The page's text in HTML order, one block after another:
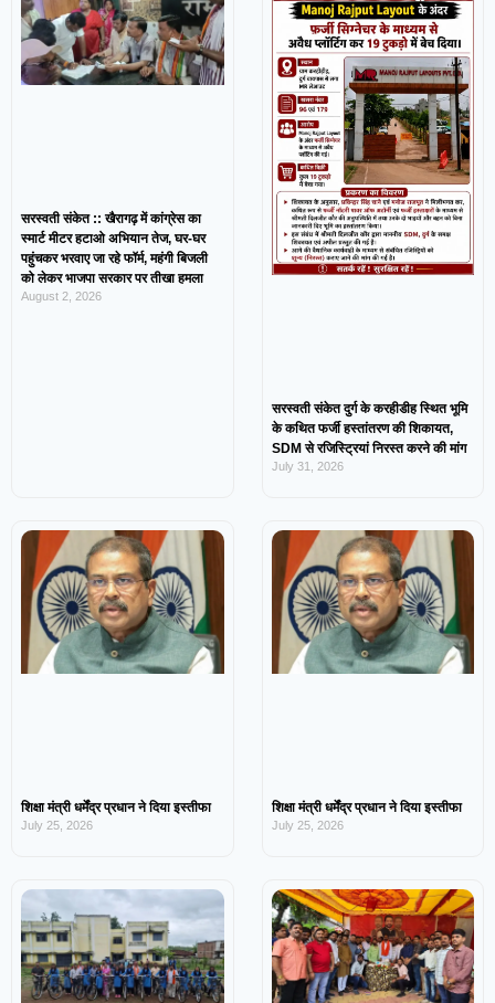
सरस्वती संकेत :: खैरागढ़ में कांग्रेस का
स्मार्ट मीटर हटाओ अभियान तेज, घर-घर
पहुंचकर भरवाए जा रहे फॉर्म, महंगी बिजली
को लेकर भाजपा सरकार पर तीखा हमला
August 2, 2026
सरस्वती संकेत दुर्ग के करहीडीह स्थित भूमि
के कथित फर्जी हस्तांतरण की शिकायत,
SDM से रजिस्ट्रियां निरस्त करने की मांग
July 31, 2026
शिक्षा मंत्री धर्मेंद्र प्रधान ने दिया इस्तीफा
July 25, 2026
शिक्षा मंत्री धर्मेंद्र प्रधान ने दिया इस्तीफा
July 25, 2026